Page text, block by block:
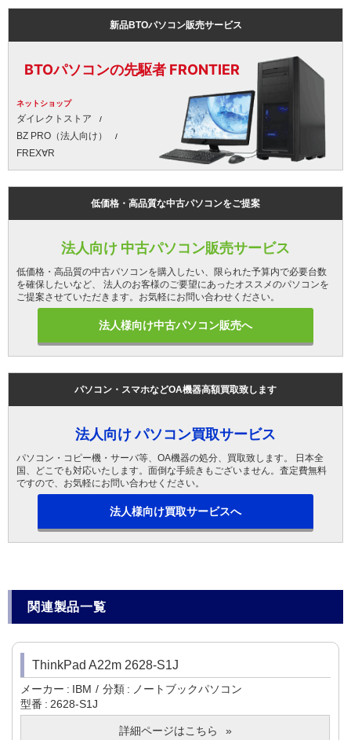
新品BTOパソコン販売サービス
BTOパソコンの先駆者 FRONTIER
ネットショップ
ダイレクトストア
BZ PRO（法人向け）
FREX∀R
低価格・高品質な中古パソコンをご提案
法人向け 中古パソコン販売サービス
低価格・高品質の中古パソコンを購入したい、限られた予算内で必要台数
を確保したいなど、 法人のお客様のご要望にあったオススメのパソコンを
ご提案させていただきます。お気軽にお問い合わせください。
法人様向け中古パソコン販売へ
パソコン・スマホなどOA機器高額買取致します
法人向け パソコン買取サービス
パソコン・コピー機・サーバ等、OA機器の処分、買取致します。 日本全
国、どこでも対応いたします。面倒な手続きもございません。査定費無料
ですので、お気軽にお問い合わせください。
法人様向け買取サービスへ
関連製品一覧
ThinkPad A22m 2628-S1J
メーカー IBM 分類
ノートブックパソコン
型番
2628-S1J
詳細ページはこちら